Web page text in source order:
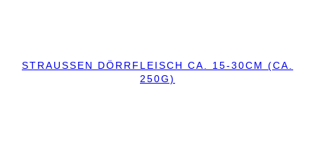
STRAUSSEN DÖRRFLEISCH CA. 15-30CM (CA. 2
50G)